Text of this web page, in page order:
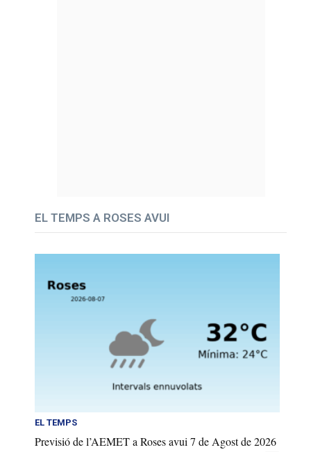
EL TEMPS A ROSES AVUI
EL TEMPS
Previsió de l’AEMET a Roses avui 7 de Agost de 2026